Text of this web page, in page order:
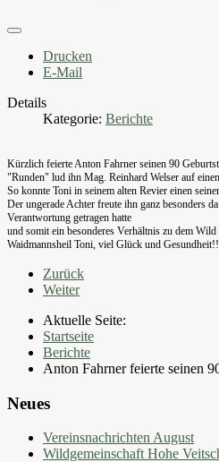
Drucken
E-Mail
Details
Kategorie: Berichte
Kürzlich feierte Anton Fahrner seinen 90
"Runden" lud ihn Mag. Reinhard Welser auf
So konnte Toni in seinem alten Revier einen
Der ungerade Achter freute ihn ganz besonders
Verantwortung getragen hatte
und somit ein besonderes Verhältnis zu dem Wild
Waidmannsheil Toni, viel Glück und Gesundheit!!
Zurück
Weiter
Aktuelle Seite:
Startseite
Berichte
Anton Fahrner feierte seinen
Neues
Vereinsnachrichten August
Wildgemeinschaft Hohe